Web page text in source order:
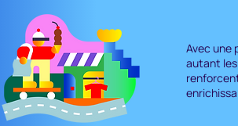
Avec une
autant